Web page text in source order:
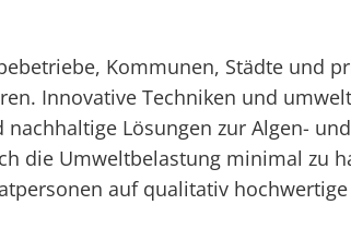
Kommunen, Städte und
Innovative Techniken und
Lösungen zur Algen-
die Umweltbelastung minimal zu
auf qualitativ